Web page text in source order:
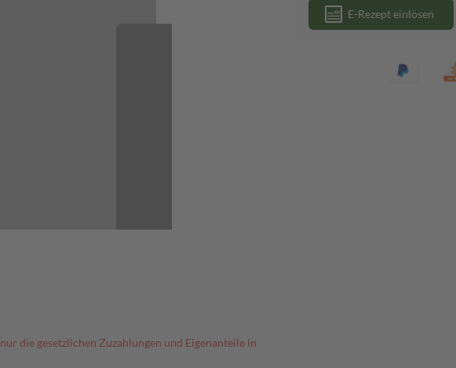
die gesetzlichen Zuzahlungen und Eigenanteile in
E-Rezept einlösen